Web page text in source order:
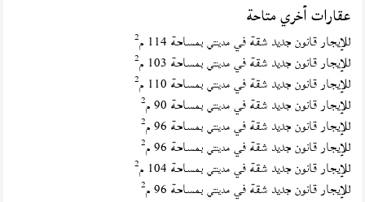
عقارات أخري متاحة
للإيجار قانون جديد شقة فيمدينتي بمساحة 114 م 2
للإيجار قانون جديد شقة فيمدينتي بمساحة 103 م 2
للإيجار قانون جديد شقة فيمدينتي بمساحة 110 م 2
للإيجار قانون جديد شقة فيمدينتي بمساحة 90 م 2
للإيجار قانون جديد شقة فيمدينتي بمساحة 96 م 2
للإيجار قانون جديد شقة فيمدينتي بمساحة 96 م 2
للإيجار قانون جديد شقة فيمدينتي بمساحة 104 م 2
للإيجار قانون جديد شقة فيمدينتي بمساحة 96 م 2